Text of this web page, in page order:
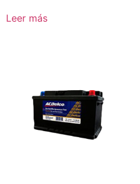
Leer más